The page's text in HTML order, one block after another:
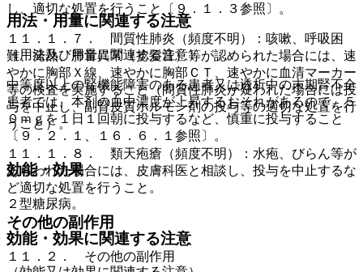
し、適切な処置を行うこと〔９．１．３参照〕。
１１．１．７． 間質性肺炎（頻度不明）：咳嗽、呼吸困
難、発熱、肺音異常（捻髪音）等が認められた場合には、速
やかに胸部Ｘ線、速やかに胸部ＣＴ、速やかに血清マーカー
等の検査を実施すること（間質性肺炎が疑われた場合には投
与を中止し、副腎皮質ホルモン剤の投与等の適切な処置を行
うこと）。
１１．１．８． 類天疱瘡（頻度不明）：水疱、びらん等が
あらわれた場合には、皮膚科医と相談し、投与を中止するな
ど適切な処置を行うこと。
その他の副作用
１１．２． その他の副作用
用法・用量に関連する注意
（用法及び用量に関連する注意）
中等度以上の腎機能障害のある患者又は透析中の末期腎不全
患者では、本剤の血中濃度が上昇するおそれがあるので、５
０ｍｇを１日１回朝に投与するなど、慎重に投与すること
〔９．２．１、１６．６．１参照〕。
効能・効果
２型糖尿病。
効能・効果に関連する注意